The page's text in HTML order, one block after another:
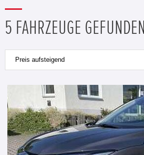
5 FAHRZEUGE GEFUNDEN
Preis aufsteigend